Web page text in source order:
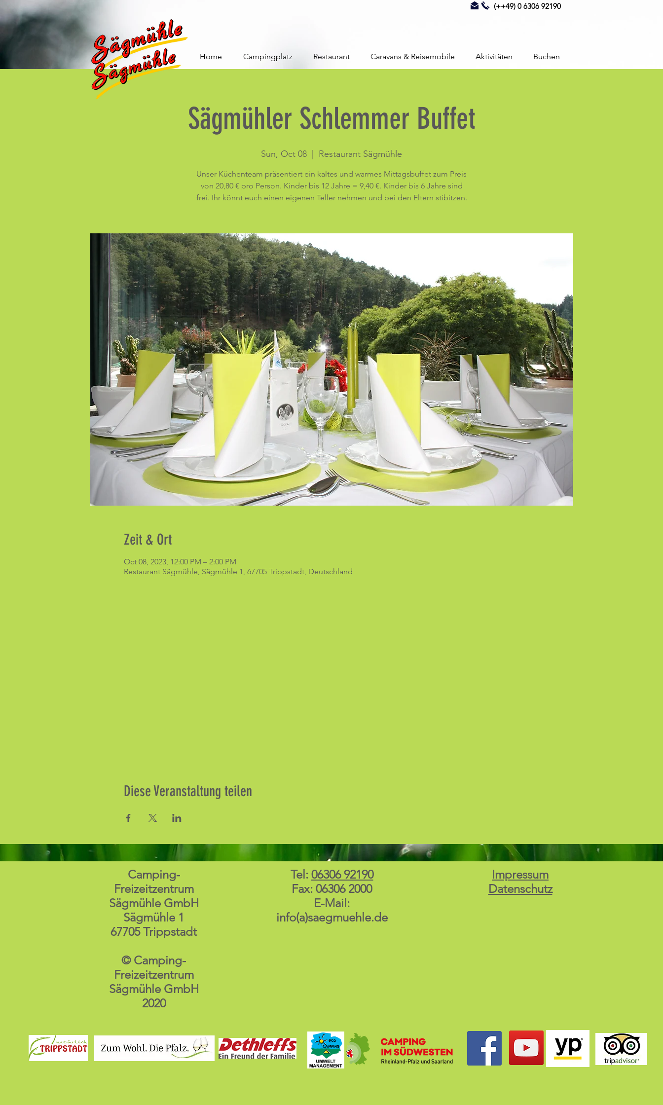
(++49) 0 6306 92190
Home Campingplatz Restaurant Caravans & Reisemobile Aktivitäten Buchen
Sägmühler Schlemmer Buffet
Sun, Oct 08 Restaurant Sägmühle
Unser Küchenteam präsentiert ein kaltes und warmes Mittagsbuffet zum Preis
von 20,80 € pro Person. Kinder bis 12 Jahre = 9,40 €. Kinder bis 6 Jahre sind
frei. Ihr könnt euch einen eigenen Teller nehmen und bei den Eltern stibitzen.
Zeit & Ort
Oct 08, 2023, 12:00 PM – 2:00 PM
Restaurant Sägmühle, Sägmühle 1, 67705 Trippstadt, Deutschland
Diese Veranstaltung teilen
Camping-
Freizeitzentrum
Sägmühle GmbH
Sägmühle 1
67705 Trippstadt
© Camping-
Freizeitzentrum
Sägmühle GmbH
2020
Tel: 06306 92190
Fax: 06306 2000
E-Mail:
info(a)saegmuehle.de
Impressum
Datenschutz